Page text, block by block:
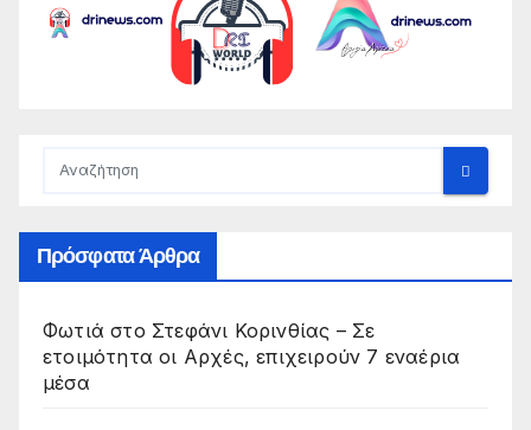
Πρόσφατα Άρθρα
Φωτιά στο Στεφάνι Κορινθίας – Σε
ετοιμότητα οι Αρχές, επιχειρούν 7 εναέρια
μέσα